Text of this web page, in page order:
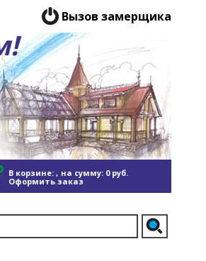
Вызов замерщика
В корзине: , на сумму: 0руб.
Оформить заказ